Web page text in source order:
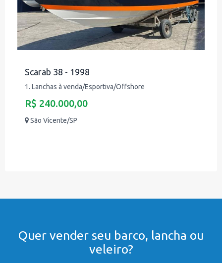
Scarab 38 - 1998
1. Lanchas à venda/Esportiva/Offshore
R$ 240.000,00
São Vicente/SP
Quer vender seu barco, lancha ou
veleiro?